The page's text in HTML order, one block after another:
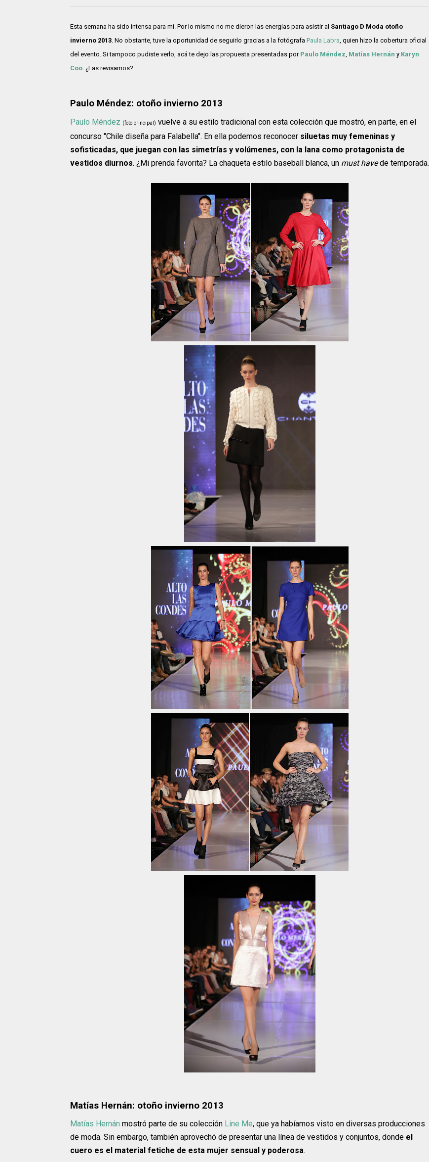
Esta semana ha sido intensa para mi. Por lo mismo no me dieron las energías para asistir al Santiago D Moda otoño
invierno 2013 . No obstante, tuve la oportunidad de seguirlo gracias a la fotógrafa Paula Labra , quien hizo la cobertura oficial
del evento. Si tampoco pudiste verlo, acá te dejo las propuesta presentadas por Paulo Méndez Matías Hernán y Karyn
Coo . ¿Las revisamos?
Paulo Méndez: otoño invierno 2013
Paulo Méndez (foto principal) vuelve a su estilo tradicional con esta colección que mostró, en parte, en el
concurso "Chile diseña para Falabella". En ella podemos reconocer siluetas muy femeninas y
sofisticadas, que juegan con las simetrías y volúmenes, con la lana como protagonista de
vestidos diurnos. ¿Mi prenda favorita? La chaqueta estilo baseball blanca, un must havede temporada.
Matías Hernán: otoño invierno 2013
Matías Hernán mostró parte de su colección Line Me, que ya habíamos visto en diversas producciones
de moda. Sin embargo, también aprovechó de presentar una línea de vestidos y conjuntos, donde el
cuero es el material fetiche de esta mujer sensual y poderosa.